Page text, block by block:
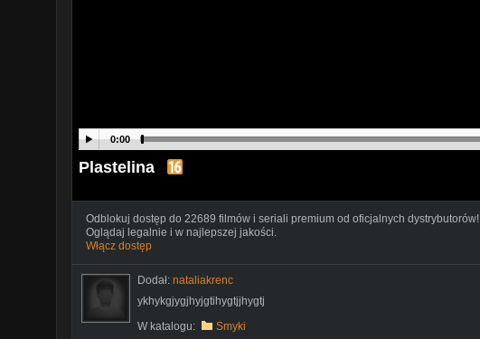
0:00
Plastelina
Odblokuj dostęp do 22689 filmów i seriali premium od oficjalnych dystrybutorów!
Oglądaj legalnie i w najlepszej jakości.
Włącz dostęp
Dodał: nataliakrenc
ykhykgjygjhyjgtihygtjjhygtj
W katalogu:
Smyki